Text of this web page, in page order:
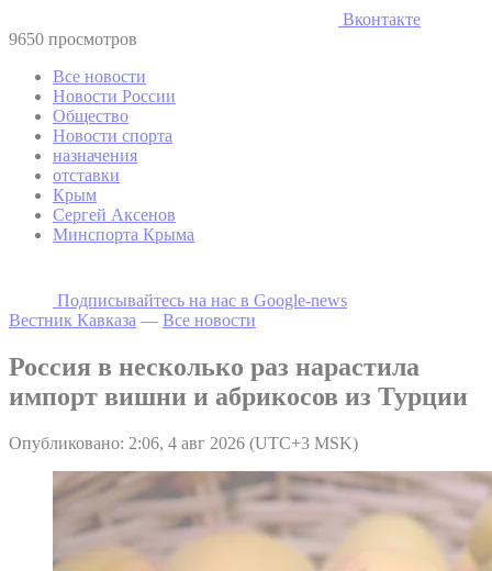
Вконтакте
9650 просмотров
Все новости
Новости России
Общество
Новости спорта
назначения
отставки
Крым
Сергей Аксенов
Минспорта Крыма
Подписывайтесь на наc в Google-news
Вестник Кавказа — Все новости
Россия в несколько раз нарастила
импорт вишни и абрикосов из Турции
Опубликовано: 2:06, 4 авг 2026 (UTC+3 MSK)